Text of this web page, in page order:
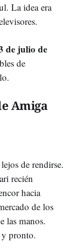
La idea era
de julio de
de
Amiga
de rendirse.
recién
hacia
de los
las manos.
pronto.